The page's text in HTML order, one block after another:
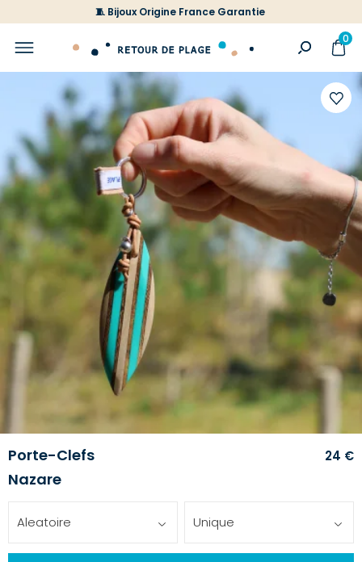
🧵 Bijoux Origine France Garantie
0
votre
liste
Porte-Clefs
Nazare
24 €
Aleatoire Unique